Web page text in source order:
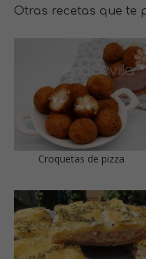
Otras recetas que te
Croquetas de pizza